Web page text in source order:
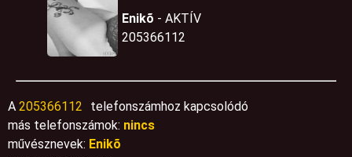
Enikõ - AKTÍV
205366112
A 205366112
telefonszámhoz kapcsolódó
más telefonszámok: nincs
művésznevek: Enikõ